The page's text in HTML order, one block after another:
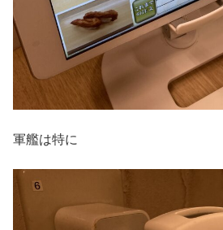
軍艦は特に